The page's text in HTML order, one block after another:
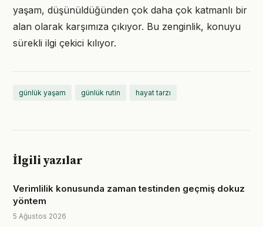
yaşam, düşünüldüğünden çok daha çok katmanlı bir
alan olarak karşımıza çıkıyor. Bu zenginlik, konuyu
sürekli ilgi çekici kılıyor.
günlük yaşam günlük rutin hayat tarzı
İlgili yazılar
Verimlilik konusunda zaman testinden geçmiş dokuz
yöntem
5 Ağustos 2026